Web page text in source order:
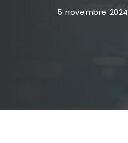
5 novembre 2024